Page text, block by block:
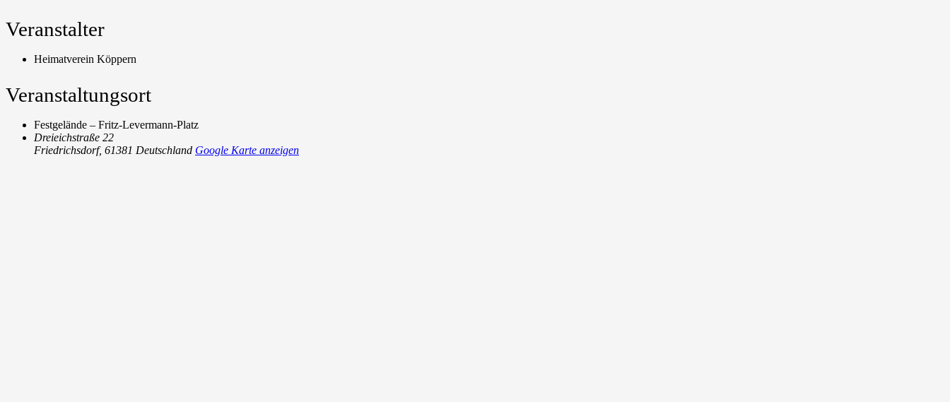
Veranstalter
Heimatverein Köppern
Veranstaltungsort
Festgelände – Fritz-Levermann-Platz
Dreieichstraße 22
Friedrichsdorf, 61381 Deutschland Google Karte anzeigen